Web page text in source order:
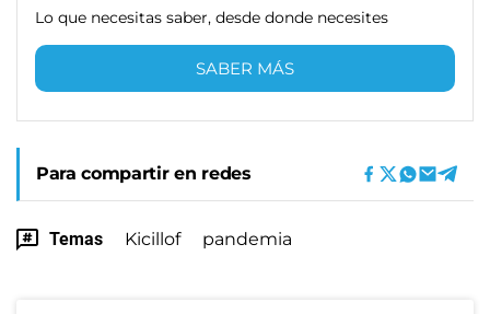
Lo que necesitas saber, desde donde necesites
SABER MÁS
Para compartir en redes
Temas Kicillof pandemia